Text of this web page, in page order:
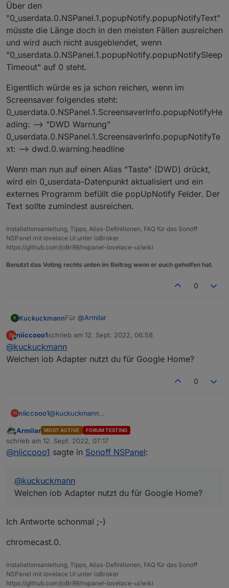
Über den
"0_userdata.0.NSPanel.1.popupNotify.popupNotifyText"
müsste die Länge doch in den meisten Fällen ausreichen
und wird auch nicht ausgeblendet, wenn
"0_userdata.0.NSPanel.1.popupNotify.popupNotifySleep
Timeout" auf 0 steht.
Eigentlich würde es ja schon reichen, wenn im
Screensaver folgendes steht:
0_userdata.0.NSPanel.1.ScreensaverInfo.popupNotifyHe
ading: --> "DWD Warnung"
0_userdata.0.NSPanel.1.ScreensaverInfo.popupNotifyTe
xt: --> dwd.0.warning.headline
Wenn man nun auf einen Alias "Taste" (DWD) drückt,
wird ein 0_userdata-Datenpunkt aktualisiert und ein
externes Programm befüllt die popUpNotify Felder. Der
Text sollte zumindest ausreichen.
Installationsanleitung, Tipps, Alias-Definitionen, FAQ für das Sonoff
NSPanel mit lovelace UI unter ioBroker
https://github.com/joBr99/nspanel-lovelace-ui/wiki
Benutzt das Voting rechts unten im Beitrag wenn er euch geholfen hat.
0
K KuckuckmannFür @Armilar
Die DP für Googel Home Player:
N
Offline
niiccooo1schrieb am 12. Sept. 2022, 06:58
zuletzt editiert von
@kuckuckmann
Welchen iob Adapter nutzt du für Google Home?
0
N niiccooo1@kuckuckmann
Offline
Armilar MOST ACTIVE FORUM TESTING
schrieb am 12. Sept. 2022, 07:17
zuletzt editiert von
@niiccooo1 sagte in Sonoff NSPanel:
@kuckuckmann
Welchen iob Adapter nutzt du für Google Home?
Ich Antworte schonmal ;-)
chromecast.0.
Installationsanleitung, Tipps, Alias-Definitionen, FAQ für das Sonoff
NSPanel mit lovelace UI unter ioBroker
https://github.com/joBr99/nspanel-lovelace-ui/wiki